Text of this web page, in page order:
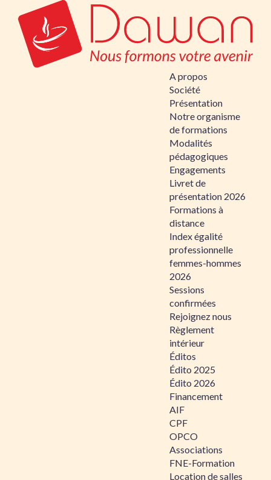
A propos
Société
Présentation
Notre organisme
de formations
Modalités
pédagogiques
Engagements
Livret de
présentation 2026
Formations à
distance
Index égalité
professionnelle
femmes-hommes
2026
Sessions
confirmées
Rejoignez nous
Règlement
intérieur
Éditos
Édito 2025
Édito 2026
Financement
AIF
CPF
OPCO
Associations
FNE-Formation
Location de salles